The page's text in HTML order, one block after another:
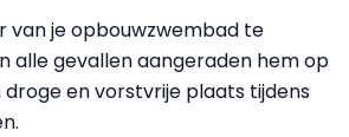
van je opbouwzwembad te
alle gevallen aangeraden hem op
en vorstvrije plaats tijdens